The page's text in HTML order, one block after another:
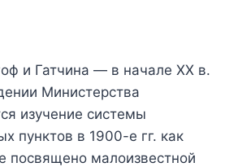
и Гатчина — в начале XX в.
Министерства
изучение системы
пунктов в 1900-е гг. как
посвящено малоизвестной